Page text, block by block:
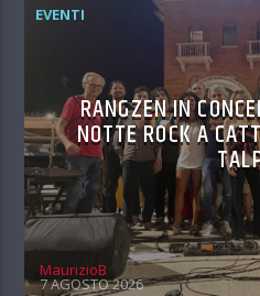
EVENTI
RANGZEN IN
NOTTE ROCK A
MaurizioB
7 AGOSTO 2026